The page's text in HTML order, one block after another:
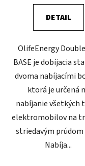
DETAIL
OlifeEnergy
BASE je dobíjacia
dvoma nabíjacími
ktorá je určená
nabíjanie všetkých
elektromobilov na
striedavým prúdom
Nabíja...